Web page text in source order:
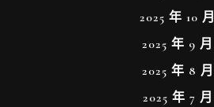
2025 年 10 月
2025 年 9 月
2025 年 8 月
2025 年 7 月